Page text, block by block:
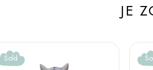
JE
Sold